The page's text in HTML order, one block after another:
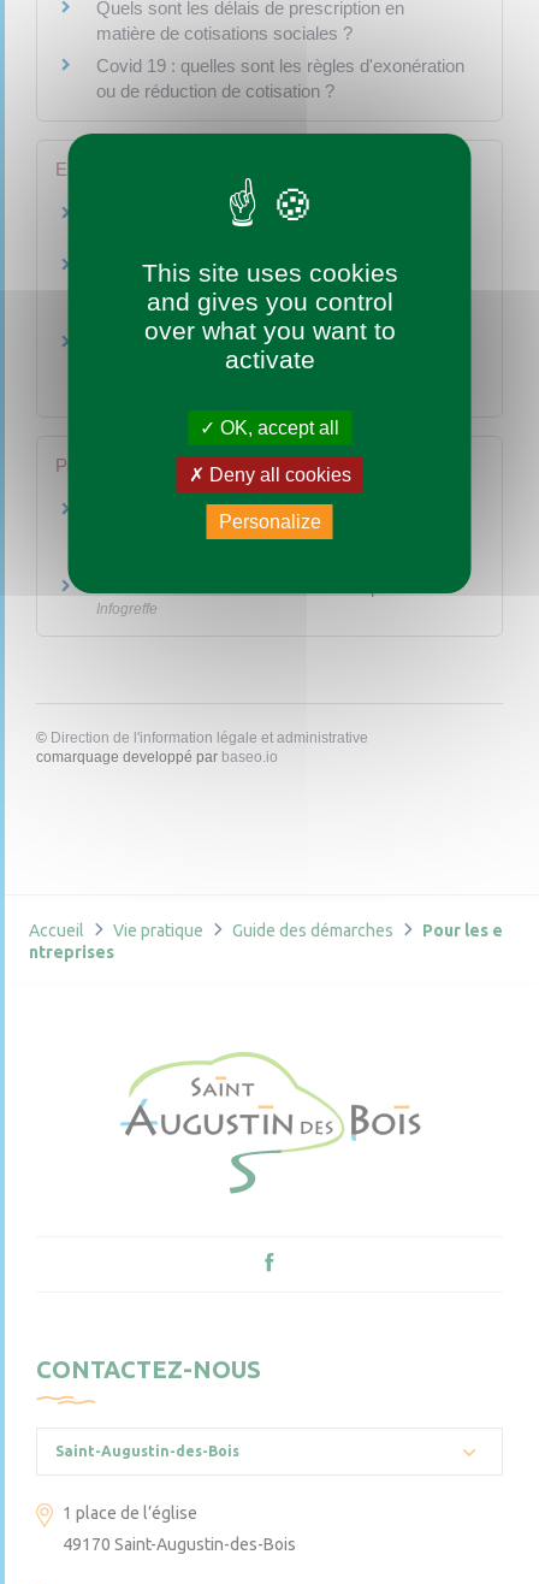
Quels sont les délais de prescription en
matière de cotisations sociales ?
Covid 19 : quelles sont les règles d'exonération
ou de réduction de cotisation ?
Et aussi
Procédure et formalités d'embauche d'un
Ressources humaines
Déclaration et paiement des cotisations
Pour en savoir plus
Centre d'information sur la prévention des
difficultés des entreprises
Infogreffe
© Direction de l'information légale et administrative
comarquage developpé par baseo.io
Accueil Vie pratique Guide des démarches
Pour les e
ntreprises
CONTACTEZ-NOUS
Saint-Augustin-des-Bois
1 place de l’église
49170 Saint-Augustin-des-Bois
This site uses cookies
and gives you control
over what you want to
activate
OK, accept all
Deny all cookies
Personalize